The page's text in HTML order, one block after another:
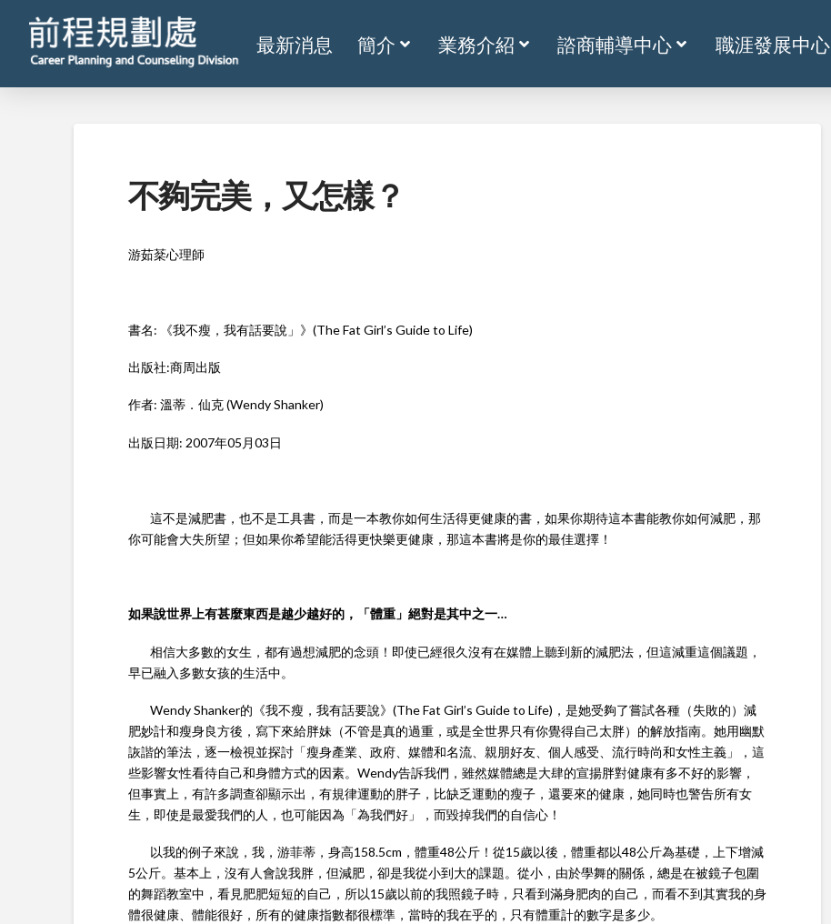
最新消息 簡介 業務介紹 諮商輔導中心 職涯發展中心
不夠完美，又怎樣？
游茹棻心理師
書名: 《我不瘦，我有話要說」》(The Fat Girl’s Guide to Life)
出版社:商周出版
作者: 溫蒂．仙克 (Wendy Shanker)
出版日期: 2007年05月03日
這不是減肥書，也不是工具書，而是一本教你如何生活得更健康的書，如果你期待這本書能教你如何減肥，那
你可能會大失所望；但如果你希望能活得更快樂更健康，那這本書將是你的最佳選擇！
如果說世界上有甚麼東西是越少越好的，「體重」絕對是其中之一…
相信大多數的女生，都有過想減肥的念頭！即使已經很久沒有在媒體上聽到新的減肥法，但這減重這個議題，
早已融入多數女孩的生活中。
Wendy Shanker的《我不瘦，我有話要說》(The Fat Girl’s Guide to Life)，是她受夠了嘗試各種（失敗的）減
肥妙計和瘦身良方後，寫下來給胖妹（不管是真的過重，或是全世界只有你覺得自己太胖）的解放指南。她用幽默
詼諧的筆法，逐一檢視並探討「瘦身產業、政府、媒體和名流、親朋好友、個人感受、流行時尚和女性主義」，這
些影響女性看待自己和身體方式的因素。Wendy告訴我們，雖然媒體總是大肆的宣揚胖對健康有多不好的影響，
但事實上，有許多調查卻顯示出，有規律運動的胖子，比缺乏運動的瘦子，還要來的健康，她同時也警告所有女
生，即使是最愛我們的人，也可能因為「為我們好」，而毀掉我們的自信心！
以我的例子來說，我，游菲蒂，身高158.5cm，體重48公斤！從15歲以後，體重都以48公斤為基礎，上下增減
5公斤。基本上，沒有人會說我胖，但減肥，卻是我從小到大的課題。從小，由於學舞的關係，總是在被鏡子包圍
的舞蹈教室中，看見肥肥短短的自己，所以15歲以前的我照鏡子時，只看到滿身肥肉的自己，而看不到其實我的身
體很健康、體能很好，所有的健康指數都很標準，當時的我在乎的，只有體重計的數字是多少。